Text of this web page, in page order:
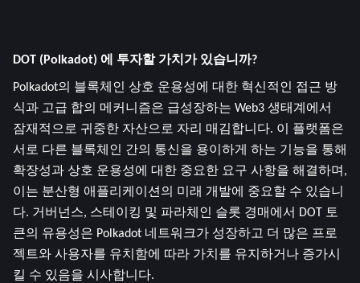
DOT (Polkadot) 에 투자할 가치가 있습니까?
Polkadot의 블록체인 상호 운용성에 대한 혁신적인 접근 방
식과 고급 합의 메커니즘은 급성장하는 Web3 생태계에서
잠재적으로 귀중한 자산으로 자리 매김합니다. 이 플랫폼은
서로 다른 블록체인 간의 통신을 용이하게 하는 기능을 통해
확장성과 상호 운용성에 대한 중요한 요구 사항을 해결하며,
이는 분산형 애플리케이션의 미래 개발에 중요할 수 있습니
다. 거버넌스, 스테이킹 및 파라체인 슬롯 경매에서 DOT 토
큰의 유용성은 Polkadot 네트워크가 성장하고 더 많은 프로
젝트와 사용자를 유치함에 따라 가치를 유지하거나 증가시
킬 수 있음을 시사합니다.